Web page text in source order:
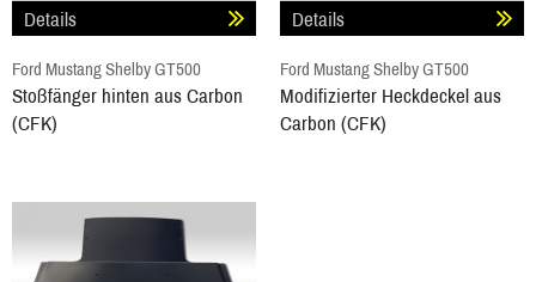
Details
Ford Mustang Shelby GT500
Stoßfänger hinten aus Carbon
(CFK)
Details
Ford Mustang Shelby GT500
Modifizierter Heckdeckel aus
Carbon (CFK)